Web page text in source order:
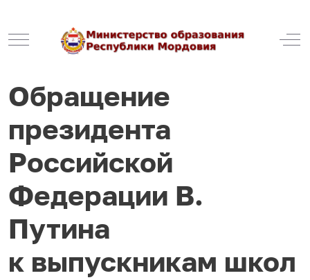
Mobile Menu Toggle
Обращение
президента
Российской
Федерации В.
Путина
к выпускникам школ